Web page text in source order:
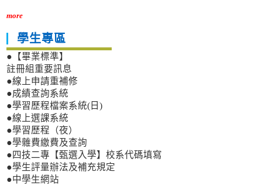
more
學生專區
●【畢業標準】
註冊組重要訊息
●線上申請重補修
●成績查詢系統
●學習歷程檔案系統(日)
●線上選課系統
●學習歷程（夜）
●學雜費繳費及查詢
●四技二專【甄選入學】校系代碼填寫
●學生評量辦法及補充規定
●中學生網站